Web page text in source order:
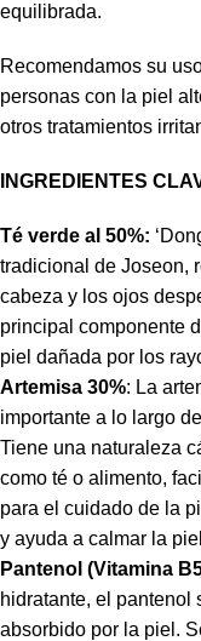
equilibrada.
Recomendamos su
personas con la piel
otros tratamientos
INGREDIENTES
Té verde al 50%:
tradicional de Joseon,
cabeza y los ojos
principal componente
piel dañada por los
Artemisa 30%: La
importante a lo largo
Tiene una naturaleza
como té o alimento,
para el cuidado de la
y ayuda a calmar la
Pantenol (Vitamina
hidratante, el pantenol
absorbido por la piel.